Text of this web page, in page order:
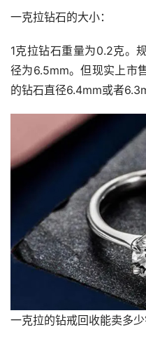
一克拉钻石的大小：
1克拉钻石重量为0.2克。
径为6.5mm。但现实上市
的钻石直径6.4mm或者
一克拉的钻戒回收能卖多